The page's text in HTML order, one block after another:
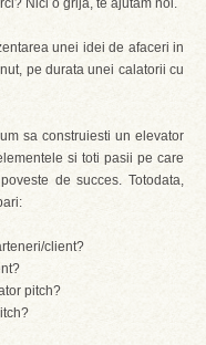
Nici o grija, te ajutam noi.
unei idei de afaceri in
pe durata unei calatorii cu
sa construiesti un elevator
si toti pasii pe care
de succes. Totodata,
client?
pitch?